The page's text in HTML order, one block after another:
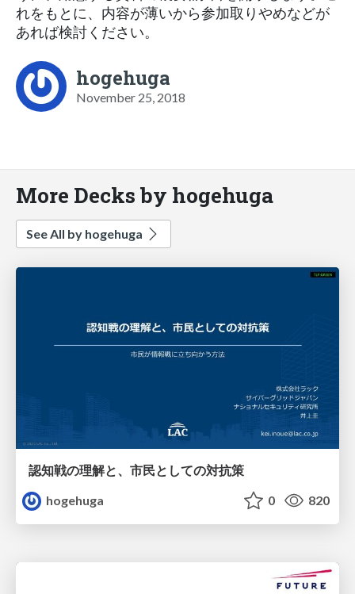
れをもとに、内容が薄いから参加取りやめなどが
あれば検討ください。
hogehuga
November 25, 2018
More Decks by hogehuga
See All by hogehuga
認知戦の理解と、市民としての対抗策
hogehuga
0 820